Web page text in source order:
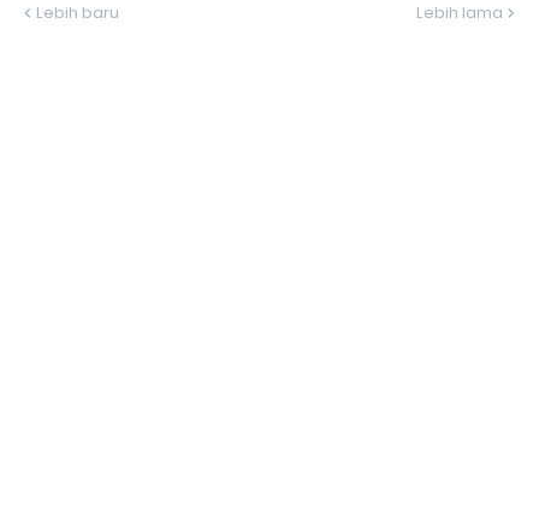
Lebih baru Lebih lama